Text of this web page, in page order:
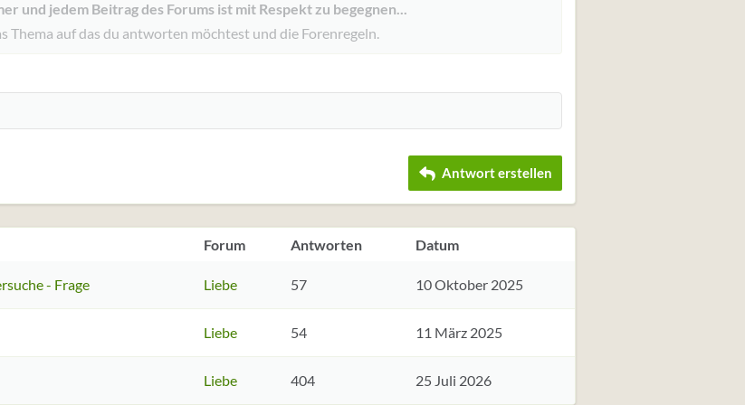
Einzug vergrößern
Einzug verkleinern
Rechtsbündig
Justify text
Heading 2
New
Entwurf löschen
und jedem Beitrag des Forums ist mit Respekt zu begegnen...
Thema auf das du antworten möchtest und die Forenregeln.
Antwort erstellen
Forum Antworten Datum
- Frage Liebe 57 10 Oktober 2025
Liebe 54 11 März 2025
Liebe 404 25 Juli 2026